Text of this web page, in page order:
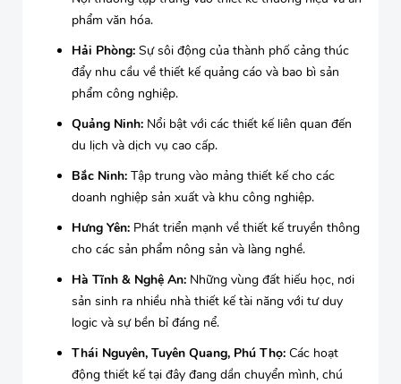
phẩm văn hóa.
Hải Phòng: Sự sôi động của thành phố cảng thúc
đẩy nhu cầu về thiết kế quảng cáo và bao bì sản
phẩm công nghiệp.
Quảng Ninh: Nổi bật với các thiết kế liên quan đến
du lịch và dịch vụ cao cấp.
Bắc Ninh: Tập trung vào mảng thiết kế cho các
doanh nghiệp sản xuất và khu công nghiệp.
Hưng Yên: Phát triển mạnh về thiết kế truyền thông
cho các sản phẩm nông sản và làng nghề.
Hà Tĩnh & Nghệ An: Những vùng đất hiếu học, nơi
sản sinh ra nhiều nhà thiết kế tài năng với tư duy
logic và sự bền bỉ đáng nể.
Thái Nguyên, Tuyên Quang, Phú Thọ: Các hoạt
động thiết kế tại đây đang dần chuyển mình, chú